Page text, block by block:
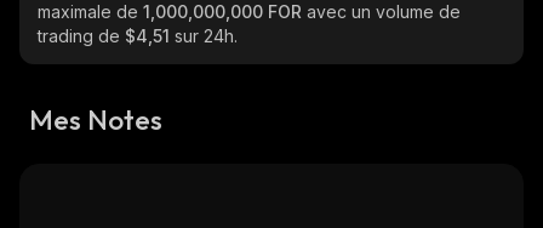
maximale de 1,000,000,000 FOR avec un volume de
trading de $4,51 sur 24h.
Mes Notes